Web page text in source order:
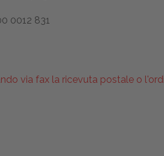
0012 831
via fax la ricevuta postale o